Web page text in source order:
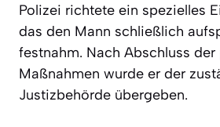
Polizei richtete ein spezielles
das den Mann schließlich
festnahm. Nach Abschluss
Maßnahmen wurde er der
Justizbehörde übergeben.